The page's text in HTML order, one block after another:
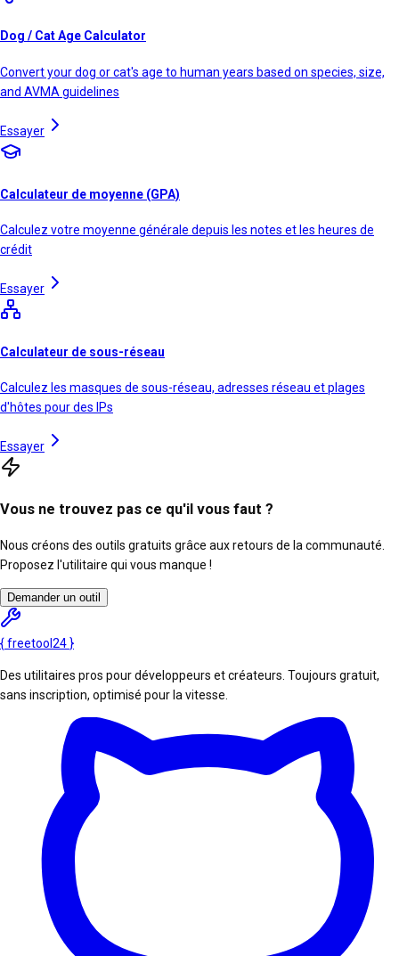
Dog / Cat Age Calculator
Convert your dog or cat's age to human years based on species, size,
and AVMA guidelines
Essayer
Calculateur de moyenne (GPA)
Calculez votre moyenne générale depuis les notes et les heures de
crédit
Essayer
Calculateur de sous-réseau
Calculez les masques de sous-réseau, adresses réseau et plages
d'hôtes pour des IPs
Essayer
Vous ne trouvez pas ce qu'il vous faut ?
Nous créons des outils gratuits grâce aux retours de la communauté.
Proposez l'utilitaire qui vous manque !
Demander un outil
{freetool 24 }
Des utilitaires pros pour développeurs et créateurs. Toujours gratuit,
sans inscription, optimisé pour la vitesse.